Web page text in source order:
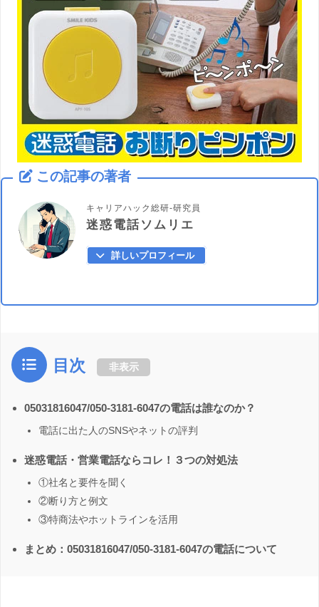
この記事の著者
キャリアハック総研-研究員
迷惑電話ソムリエ
詳しいプロフィール
目次 非表示
05031816047/050-3181-6047の電話は誰なのか？
電話に出た人のSNSやネットの評判
迷惑電話・営業電話ならコレ！３つの対処法
①社名と要件を聞く
②断り方と例文
③特商法やホットラインを活用
まとめ：05031816047/050-3181-6047の電話について